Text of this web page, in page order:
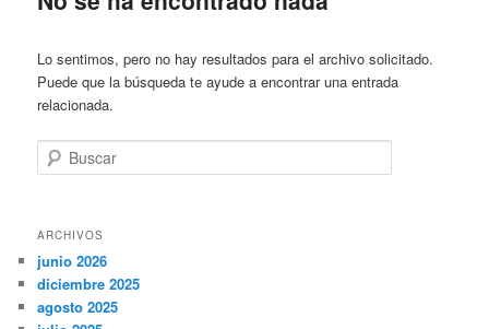
Lo sentimos, pero no hay resultados para el archivo solicitado.
Puede que la búsqueda te ayude a encontrar una entrada
relacionada.
Buscar
ARCHIVOS
junio 2026
diciembre 2025
agosto 2025